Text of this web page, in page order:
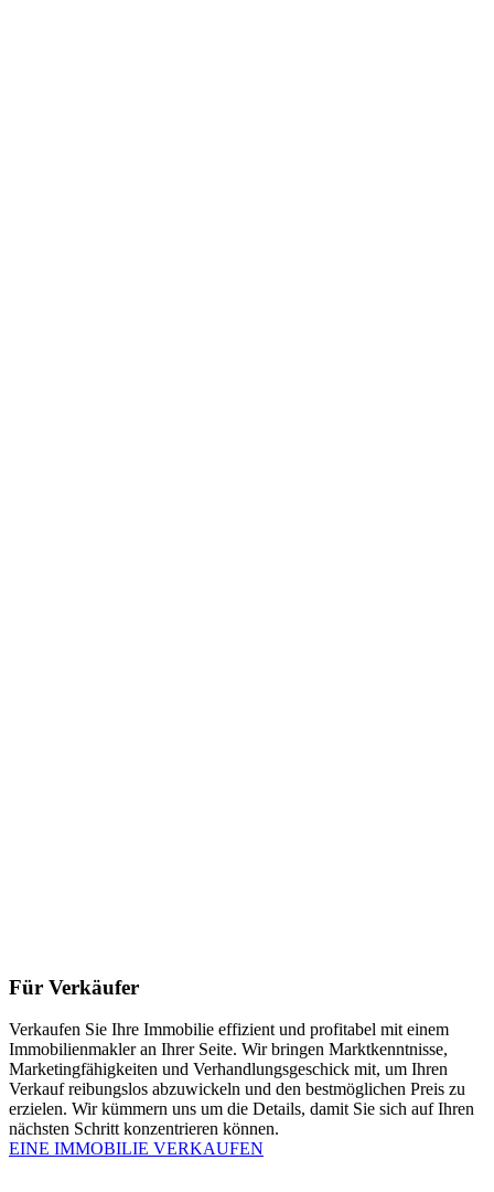
Für Verkäufer
Verkaufen Sie Ihre Immobilie effizient und profitabel mit einem
Immobilienmakler an Ihrer Seite. Wir bringen Marktkenntnisse,
Marketingfähigkeiten und Verhandlungsgeschick mit, um Ihren
Verkauf reibungslos abzuwickeln und den bestmöglichen Preis zu
erzielen. Wir kümmern uns um die Details, damit Sie sich auf Ihren
nächsten Schritt konzentrieren können.
EINE IMMOBILIE VERKAUFEN